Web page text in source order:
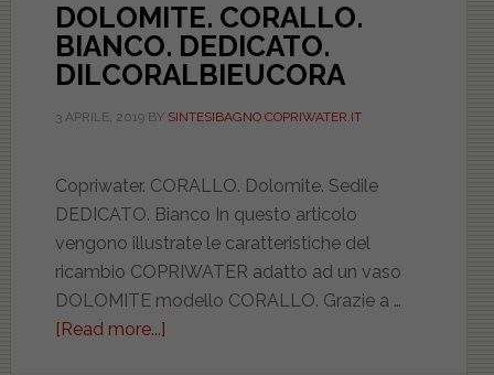
DOLOMITE. CORALLO.
BIANCO. DEDICATO.
DILCORALBIEUCORA
3 APRILE, 2019BY SINTESIBAGNO COPRIWATER.IT
Copriwater. CORALLO. Dolomite. Sedile
DEDICATO. Bianco In questo articolo
vengono illustrate le caratteristiche del
ricambio COPRIWATER adatto ad un vaso
DOLOMITE modello CORALLO. Grazie a …
[Read more...]